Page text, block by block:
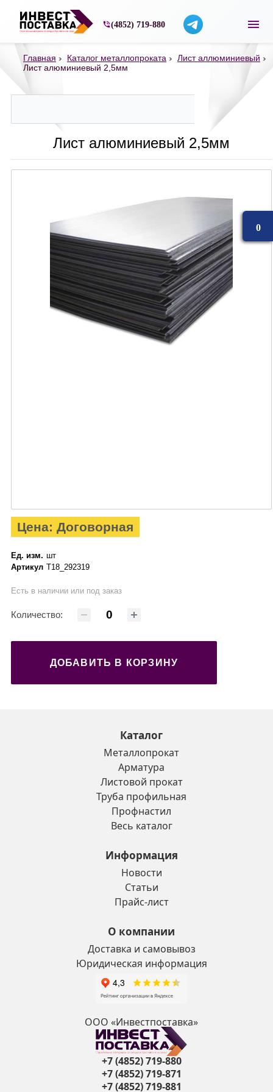
Строительные материалы со склада в
(4852) 719-880
Главная Каталог металлопроката
Лист аллюминиевый
Лист алюминиевый 2,5мм
Лист алюминиевый 2,5мм
Цена: Договорная
Ед. изм. шт
Артикул Т18_292319
Есть в наличии или под заказ
Количество:
ДОБАВИТЬ В КОРЗИНУ
Каталог
Металлопрокат
Арматура
Листовой прокат
Труба профильная
Профнастил
Весь каталог
Информация
Новости
Статьи
Прайс-лист
О компании
Доставка и самовывоз
Юридическая информация
ООО «Инвестпоставка»
+7 (4852) 719-880
+7 (4852) 719-871
+7 (4852) 719-881
0